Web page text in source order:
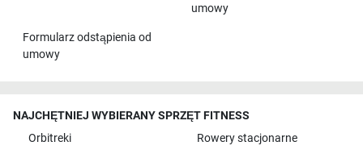
umowy
Formularz odstąpienia od
umowy
NAJCHĘTNIEJ WYBIERANY SPRZĘT FITNESS
Orbitreki
Rowery stacjonarne